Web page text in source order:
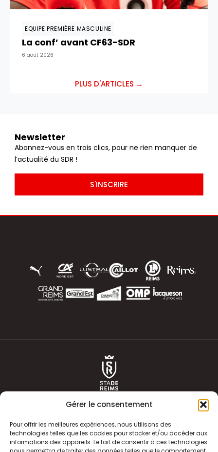
Gérer le consentement
Pour offrir les meilleures expériences, nous utilisons des
technologies telles que les cookies pour stocker et/ou accéder aux
informations des appareils. Le fait de consentir à ces technologies
EQUIPE PREMIÈRE MASCULINE
La conf’ avant CF63-SDR
6 août 2026
PLUS D'ARTICLES →
Newsletter
Abonnez-vous en trois clics, pour ne rien manquer de
l’actualité du SDR !
S'INSCRIRE
ACTUALITÉS HISTOIRE